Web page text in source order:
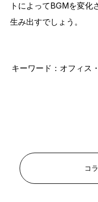
トによってBGMを変化
生み出すでしょう。
キーワード：オフィス
コ